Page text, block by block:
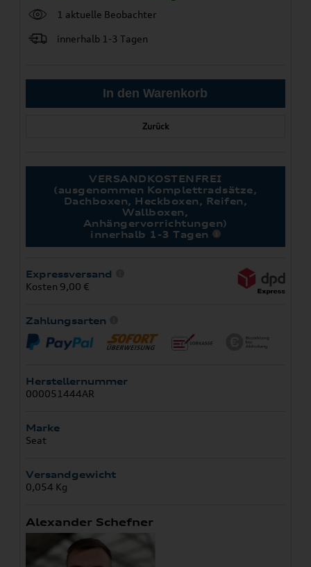
1 aktuelle Beobachter
innerhalb 1-3 Tagen
Zurück
VERSANDKOSTENFREI
(ausgenommen Komplettradsätze,
Dachboxen, Heckboxen, Reifen,
Wallboxen,
Anhängervorrichtungen)
innerhalb 1-3 Tagen
Expressversand
Kosten 9,00 €
Zahlungsarten
Herstellernummer
000051444AR
Marke
Seat
Versandgewicht
0,054 Kg
Alexander Schefner